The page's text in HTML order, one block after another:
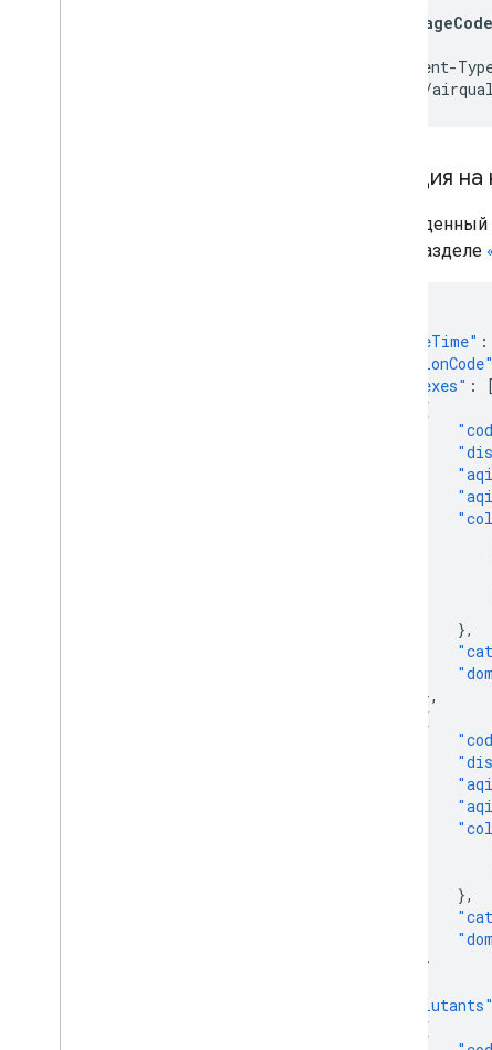
-H 'Content-
'https://
Реакция
см. в разделе
"dateTime" :
"regionCode"
"indexes" :
[
{
},
},
{
},
}
"pollutants"
{